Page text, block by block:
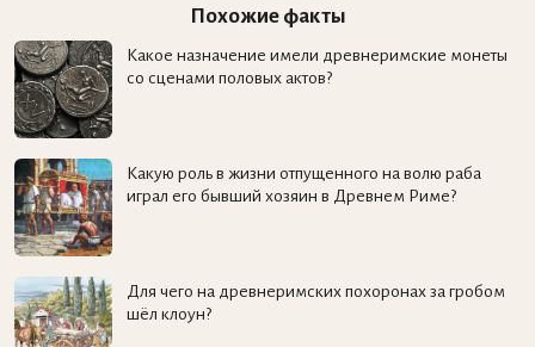
Похожие факты
Какое назначение имели древнеримские монеты
со сценами половых актов?
Какую роль в жизни отпущенного на волю раба
играл его бывший хозяин в Древнем Риме?
Для чего на древнеримских похоронах за гробом
шёл клоун?